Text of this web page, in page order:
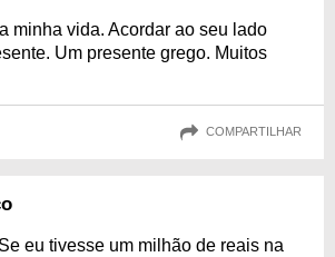
minha vida. Acordar ao seu lado
Um presente grego. Muitos
COMPARTILHAR
eu tivesse um milhão de reais na